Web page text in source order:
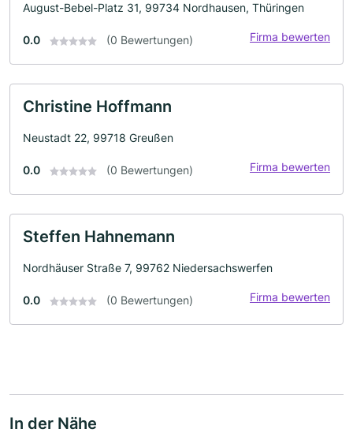
August-Bebel-Platz 31, 99734 Nordhausen, Thüringen
0.0 (0 Bewertungen) Firma bewerten
Christine Hoffmann
Neustadt 22, 99718 Greußen
0.0 (0 Bewertungen) Firma bewerten
Steffen Hahnemann
Nordhäuser Straße 7, 99762 Niedersachswerfen
0.0 (0 Bewertungen) Firma bewerten
In der Nähe